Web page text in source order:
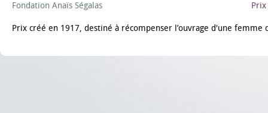
Fondation Anaïs Ségalas
Prix créé en 1917, destiné à récompenser l’ouvrage d'une femme